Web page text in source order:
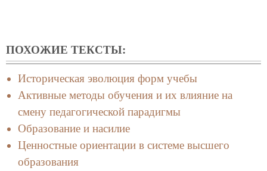
ПОХОЖИЕ ТЕКСТЫ:
Историческая эволюция форм учебы
Активные методы обучения и их влияние на
смену педагогической парадигмы
Образование и насилие
Ценностные ориентации в системе высшего
образования